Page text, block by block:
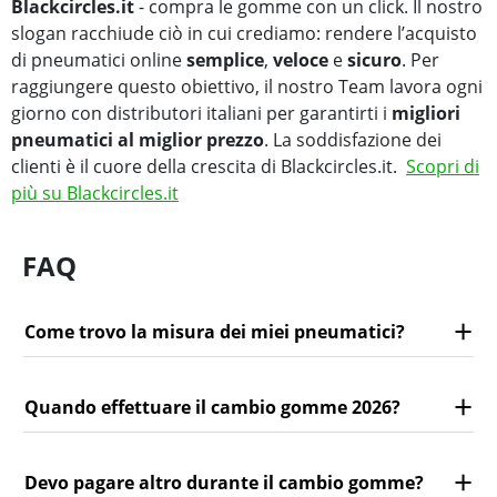
Blackcircles.it- compra le gomme con un click. Il nostro
slogan racchiude ciò in cui crediamo: rendere l’acquisto
di pneumatici onlinesemplice, veloce esicuro. Per
raggiungere questo obiettivo, il nostro Team lavora ogni
giorno con distributori italiani per garantirti i migliori
pneumatici al miglior prezzo. La soddisfazione dei
clienti è il cuore della crescita di Blackcircles.it. Scopri di
più su Blackcircles.it
FAQ
Come trovo la misura dei miei pneumatici?
Quando effettuare il cambio gomme 2026?
Devo pagare altro durante il cambio gomme?